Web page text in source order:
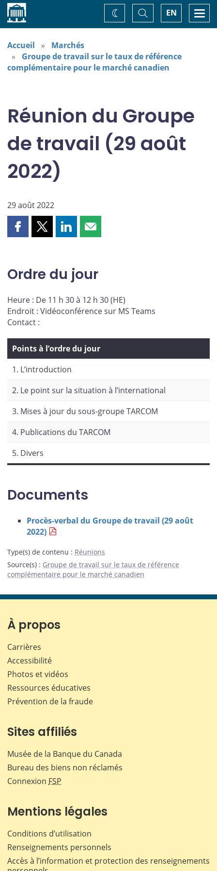
Accueil EN
Basculer
la
recherche
Changez
de
Accueil
Marchés
Groupe de travail sur le taux de référence
complémentaire pour le marché canadien
Réunion du Groupe
de travail (29 août
2022)
29 août 2022
Partager
Facebook
Partager
X
Partager
LinkedIn
Partager
courriel
Ordre du jour
Heure : De 11 h 30 à 12 h 30 (HE)
Endroit : Vidéoconférence sur MS Teams
Contact :
Points à l’ordre du jour
1. L’introduction
2. Le point sur la situation à l’international
3. Mises à jour du sous-groupe TARCOM
4. Publications du TARCOM
5. Divers
Documents
Procès-verbal du Groupe de travail (29 août
2022)
Type(s) de contenu : Réunions
Source(s) : Groupe de travail sur le taux de référence
complémentaire pour le marché canadien
À propos
Carrières
Accessibilité
Photos et vidéos
Ressources éducatives
Prévention de la fraude
Sites affiliés
Musée de la Banque du Canada
Bureau des biens non réclamés
Connexion FSP
Mentions légales
Conditions d’utilisation
Renseignements personnels
Accès à l’information et protection des renseignements